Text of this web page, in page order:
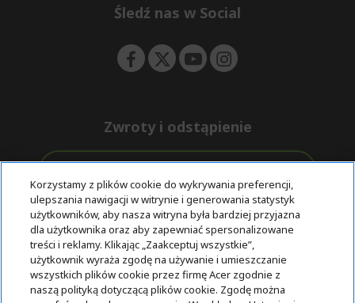
e
Śledź nas w Social
Zwroty i odstąpienie
Darmowa
ekspresowa
dostawa
Wsparcie
przed i po
zakupie
Bezpieczne
płatności
© 2025 Acer Inc.
Firma CPYou BV jest autoryzowanym sprzedawcą produktów i
Korzystamy z plików cookie do wykrywania preferencji,
ulepszania nawigacji w witrynie i generowania statystyk
użytkowników, aby nasza witryna była bardziej przyjazna
dla użytkownika oraz aby zapewniać spersonalizowane
treści i reklamy. Klikając „Zaakceptuj wszystkie”,
użytkownik wyraża zgodę na używanie i umieszczanie
wszystkich plików cookie przez firmę Acer zgodnie z
naszą polityką dotyczącą plików cookie. Zgodę można